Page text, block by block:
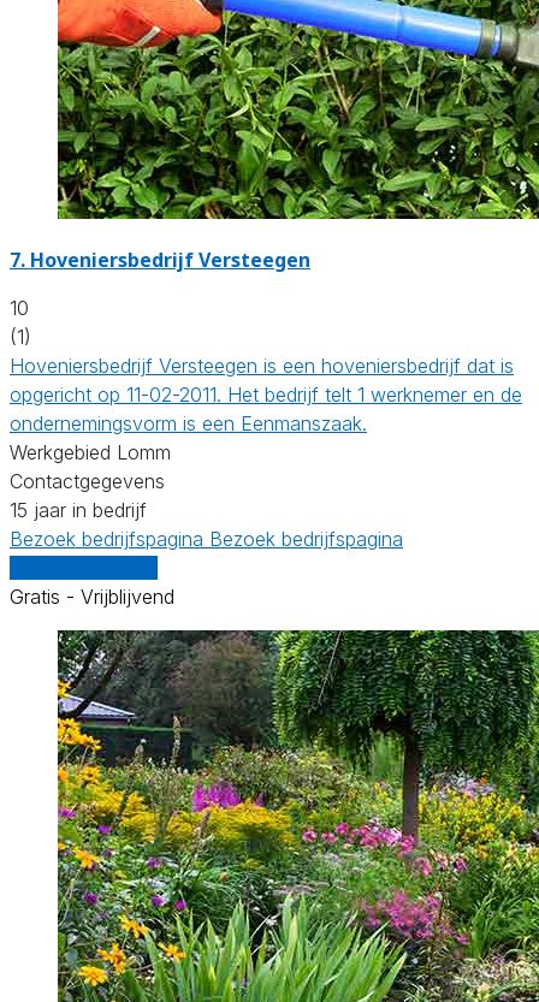
7. Hoveniersbedrijf Versteegen
10
(1)
Hoveniersbedrijf Versteegen is een hoveniersbedrijf dat is
opgericht op 11-02-2011. Het bedrijf telt 1 werknemer en de
ondernemingsvorm is een Eenmanszaak.
Werkgebied Lomm
Contactgegevens
15 jaar in bedrijf
Bezoek bedrijfspagina Bezoek bedrijfspagina
Gratis - Vrijblijvend